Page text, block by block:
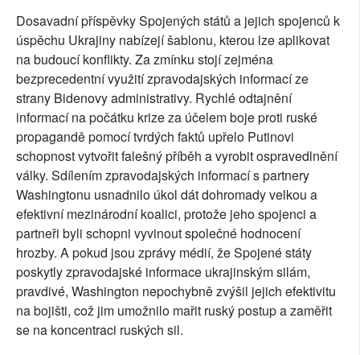
Dosavadní příspěvky Spojených států a jejich spojenců k
úspěchu Ukrajiny nabízejí šablonu, kterou lze aplikovat
na budoucí konflikty. Za zmínku stojí zejména
bezprecedentní využití zpravodajských informací ze
strany Bidenovy administrativy. Rychlé odtajnění
informací na počátku krize za účelem boje proti ruské
propagandě pomocí tvrdých faktů upřelo Putinovi
schopnost vytvořit falešný příběh a vyrobit ospravedlnění
války. Sdílením zpravodajských informací s partnery
Washingtonu usnadnilo úkol dát dohromady velkou a
efektivní mezinárodní koalici, protože jeho spojenci a
partneři byli schopni vyvinout společné hodnocení
hrozby. A pokud jsou zprávy médií, že Spojené státy
poskytly zpravodajské informace ukrajinským silám,
pravdivé, Washington nepochybně zvýšil jejich efektivitu
na bojišti, což jim umožnilo mařit ruský postup a zaměřit
se na koncentraci ruských sil.